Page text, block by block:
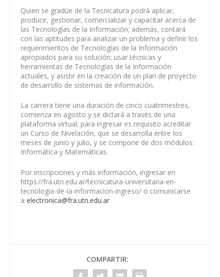
Quien se gradúe de la Tecnicatura podrá aplicar,
producir, gestionar, comercializar y capacitar acerca de
las Tecnologías de la Información; además, contará
con las aptitudes para analizar un problema y definir los
requerimientos de Tecnologías de la Información
apropiados para su solución; usar técnicas y
herramientas de Tecnologías de la Información
actuales, y asistir en la creación de un plan de proyecto
de desarrollo de sistemas de información.
La carrera tiene una duración de cinco cuatrimestres,
comienza en agosto y se dictará a través de una
plataforma virtual; para ingresar es requisito acreditar
un Curso de Nivelación, que se desarrolla entre los
meses de junio y julio, y se compone de dos módulos:
Informática y Matemáticas.
Por inscripciones y más información, ingresar en
https://fra.utn.edu.ar/tecnicatura-universitaria-en-
tecnologia-de-la-informacion-ingreso/ o comunicarse
aelectronica@fra.utn.edu.ar
COMPARTIR: